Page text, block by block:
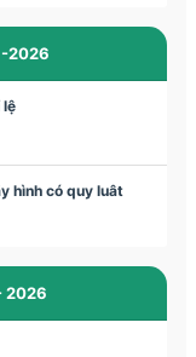
-2026
lệ
hình có quy luât
2026